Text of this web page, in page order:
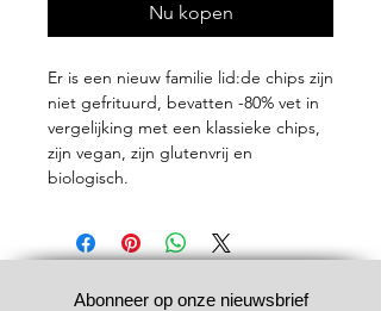
Nu kopen
Er is een nieuw familie lid:de chips zijn
niet gefrituurd, bevatten -80% vet in
vergelijking met een klassieke chips,
zijn vegan, zijn glutenvrij en
biologisch.
Abonneer op onze nieuwsbrief